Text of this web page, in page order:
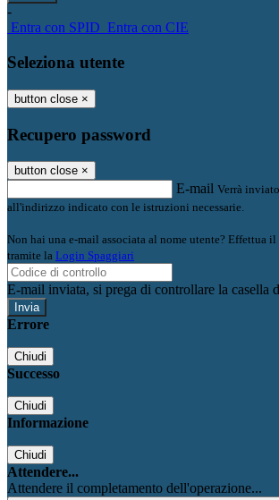
-
Entra con SPID Entra con CIE
Seleziona utente
button close ×
Recupero password
button close ×
E-mail Verrà
all'indirizzo indicato con le istruzioni necessarie.
Non hai una e-mail associata al nome utente? Effettua il
tramite la Login Spaggiari
E-mail inviata, si prega di controllare la casella
Errore
Chiudi
Successo
Chiudi
Informazione
Chiudi
Attendere...
Attendere il completamento dell'operazione...